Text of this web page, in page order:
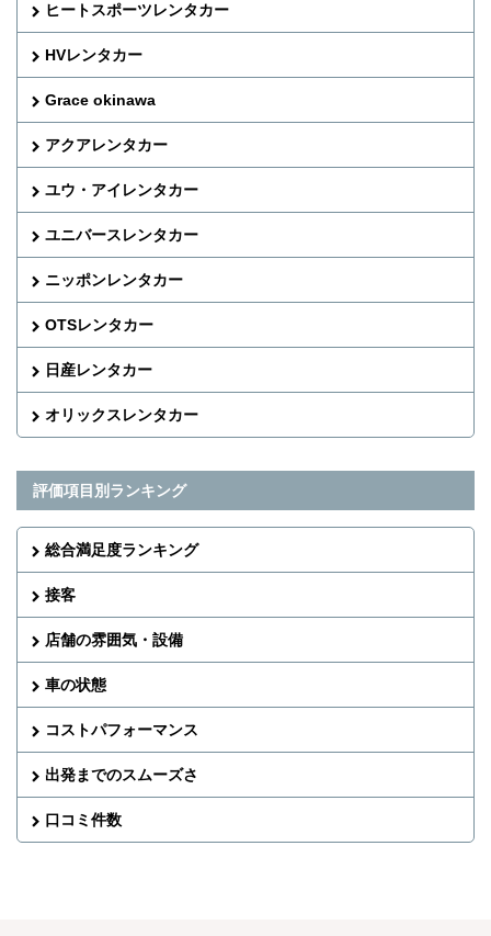
ヒートスポーツレンタカー
HVレンタカー
Grace okinawa
アクアレンタカー
ユウ・アイレンタカー
ユニバースレンタカー
ニッポンレンタカー
OTSレンタカー
日産レンタカー
オリックスレンタカー
評価項目別ランキング
総合満足度ランキング
接客
店舗の雰囲気・設備
車の状態
コストパフォーマンス
出発までのスムーズさ
口コミ件数